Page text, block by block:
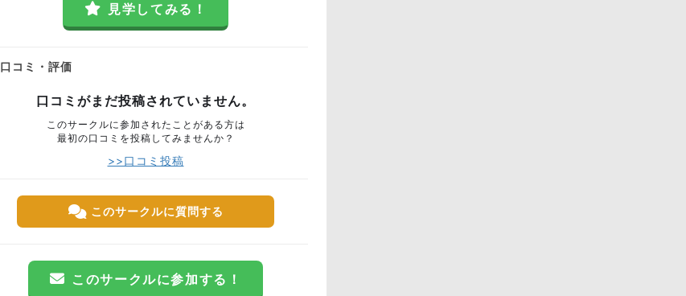
見学してみる！
口コミ・評価
口コミがまだ投稿されていません。
このサークルに参加されたことがある方は
最初の口コミを投稿してみませんか？
>>口コミ投稿
このサークルに質問する
このサークルに参加する！